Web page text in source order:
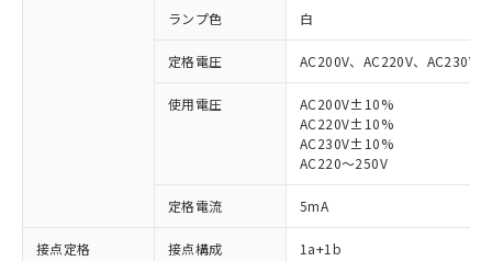
ランプ色 白
定格電圧 AC200V、AC220V、AC230V
使用電圧
AC200V±10%
AC220V±10%
AC230V±10%
AC220～250V
定格電流 5mA
接点定格 接点構成 1a+1b
※1 対応状況